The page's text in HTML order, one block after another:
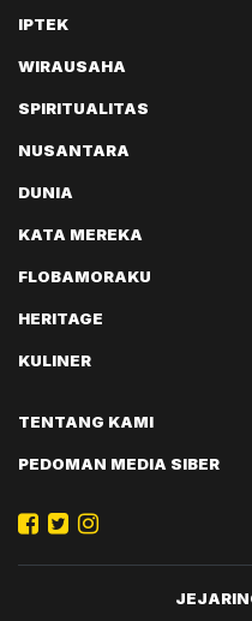
IPTEK
WIRAUSAHA
SPIRITUALITAS
NUSANTARA
DUNIA
KATA MEREKA
FLOBAMORAKU
HERITAGE
KULINER
TENTANG KAMI
PEDOMAN MEDIA SIBER